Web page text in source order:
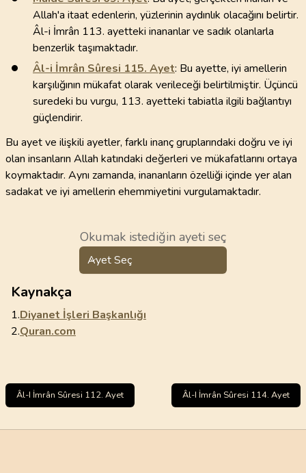
Allah'a itaat edenlerin, yüzlerinin aydınlık olacağını belirtir.
Âl-i İmrân 113. ayetteki inananlar ve sadık olanlarla
benzerlik taşımaktadır.
Âl-i İmrân Sûresi 115. Ayet: Bu ayette, iyi amellerin
karşılığının mükafat olarak verileceği belirtilmiştir. Üçüncü
suredeki bu vurgu, 113. ayetteki tabiatla ilgili bağlantıyı
güçlendirir.
Bu ayet ve ilişkili ayetler, farklı inanç gruplarındaki doğru ve iyi
olan insanların Allah katındaki değerleri ve mükafatlarını ortaya
koymaktadır. Aynı zamanda, inananların özelliği içinde yer alan
sadakat ve iyi amellerin ehemmiyetini vurgulamaktadır.
Okumak istediğin ayeti seç
Ayet Seç
Kaynakça
1.Diyanet İşleri Başkanlığı
2.Quran.com
Âl-I İmrân Sûresi 112. Ayet Âl-I İmrân Sûresi 114. Ayet